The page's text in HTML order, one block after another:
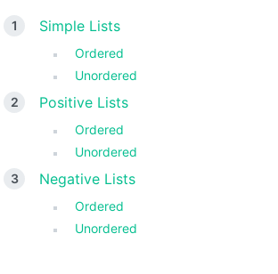
Simple Lists
Ordered
Unordered
Positive Lists
Ordered
Unordered
Negative Lists
Ordered
Unordered